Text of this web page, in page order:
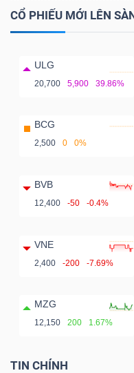
CỔ PHIẾU MỚI LÊN
ULG
20,700 5,900 39.86%
BCG
2,500 0 0%
BVB
12,400 -50 -0.4%
VNE
2,400 -200 -7.69%
MZG
12,150 200 1.67%
TIN CHÍNH